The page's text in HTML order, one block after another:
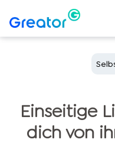
Einseitige
dich von